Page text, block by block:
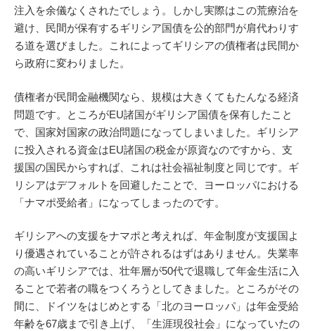
注入を余儀なくされたでしょう。しかし実際はこの荒療治を
避け、民間が保有するギリシア国債を公的部門が肩代わりす
る道を選びました。これによってギリシアの債権者は民間か
ら政府に変わりました。
債権者が民間金融機関なら、規模は大きくてもたんなる経済
問題です。ところがEU諸国がギリシア国債を保有したこと
で、国家対国家の政治問題になってしまいました。ギリシア
に投入される資金はEU諸国の税金が原資なのですから、支
援国の国民からすれば、これは社会福祉制度と同じです。ギ
リシアはデフォルトを回避したことで、ヨーロッパにおける
「ナマポ受給者」になってしまったのです。
ギリシアへの支援をナマポと考えれば、年金制度が支援国よ
り優遇されていることが許されるはずはありません。失業率
の高いギリシアでは、壮年層が50代で退職して年金生活に入
ることで若者の職をつくろうとしてきました。ところがその
間に、ドイツをはじめとする「北のヨーロッパ」は年金受給
年齢を67歳まで引き上げ、「生涯現役社会」になっていたの